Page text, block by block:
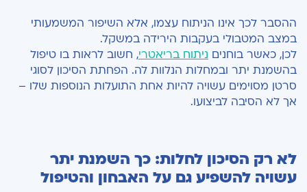
ההסבר לכך אינו הניתוח עצמו, אלא השיפור המשמעותי
במצב המטבולי בעקבות הירידה במשקל.
לכן, כאשר בוחנים ניתוח בריאטרי, חשוב לראות בו טיפול
בהשמנת יתר ובמחלות הנלוות לה. הפחתת הסיכון לסוגי
סרטן מסוימים עשויה להיות אחת התועלות הנוספות שלו –
אך לא הסיבה לביצועו.
לא רק הסיכון לחלות: כך השמנת יתר
עשויה להשפיע גם על האבחון והטיפול